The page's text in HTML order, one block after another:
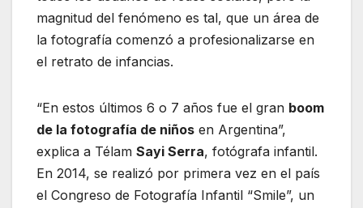
magnitud del fenómeno es tal, que un área de
la fotografía comenzó a profesionalizarse en
el retrato de infancias.
“En estos últimos 6 o 7 años fue el gran boom
de la fotografía de niños en Argentina”,
explica a Télam Sayi Serra, fotógrafa infantil.
En 2014, se realizó por primera vez en el país
el Congreso de Fotografía Infantil “Smile”, un